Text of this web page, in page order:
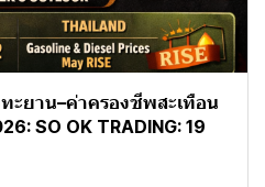
ะยาน–ค่าครองชีพสะเทือน
SO OK TRADING: 19